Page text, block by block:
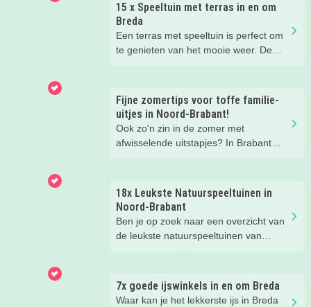
15 x Speeltuin met terras in en om
Breda
Een terras met speeltuin is perfect om
te genieten van het mooie weer. De
op het terras. Ideale combinatie.
Wij hebben een paar restaurants met
terras en speeltuin in Breda en
omgeving voor je op een rij gezet. Dat
is makkelijk een super fijn plekje
Fijne zomertips voor toffe familie-
uitjes in Noord-Brabant!
Ook zo'n zin in de zomer met
afwisselende uitstapjes? In Brabant
natuur, ga voor een actief uitje, een
verrassende museum of ontdek de
gezellige steden. Wij verzamelden hele
toffe tips voor je.
18x Leukste Natuurspeeltuinen in
Noord-Brabant
Ben je op zoek naar een overzicht van
de leukste natuurspeeltuinen van
een rij gezet. Veel plezier in de
speeltuin!
7x goede ijswinkels in en om Breda
Waar kan je het lekkerste ijs in Breda